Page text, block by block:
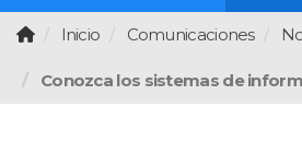
Inicio Comunicaciones
Conozca los sistemas de